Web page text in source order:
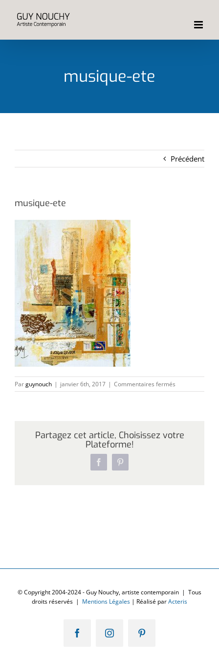
contenu
musique-ete
Précédent
musique-ete
Parguynouch | janvier 6th, 2017 | Commentaires fermés
musique-
Partagez cet article, Choisissez votre
Plateforme!
FacebookPinterest
© Copyright 2004-2024 - Guy Nouchy, artiste contemporain | Tous
droits réservés | Mentions Légales | Réalisé parActeris
FacebookInstagramPinterest